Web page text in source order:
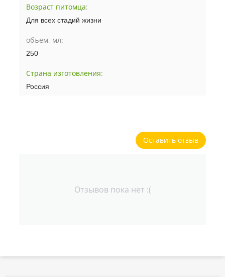
Возраст питомца:
Для всех стадий жизни
объем, мл:
250
Страна изготовления:
Россия
Оставить отзыв
Отзывов пока нет :(